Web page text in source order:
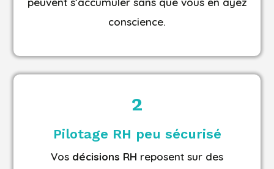
conscience.
2
Pilotage RH peu sécurisé
Vos décisions RH reposent sur des